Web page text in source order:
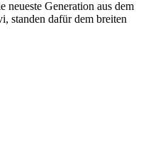
Generation aus dem
standen dafür dem breiten